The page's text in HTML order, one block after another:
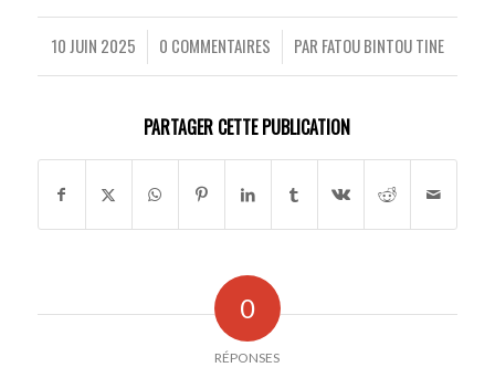
10 JUIN 2025
/ 0 COMMENTAIRES
/ PAR FATOU BINTOU TINE
PARTAGER CETTE PUBLICATION
0
RÉPONSES